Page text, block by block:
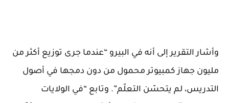
وأشار التقرير إلى أنه في البيرو “عندما جرى توزيع أكثر من
مليون جهاز كمبيوتر محمول من دون دمجها في أصول
التدريس، لم يتحسّن التعلّم”. وتابع “في الولايات